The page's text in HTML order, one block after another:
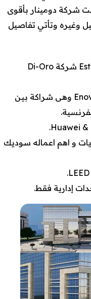
شركة دومينار بأقوى
وغيره وتأتي تفاصيل
الاستشاري الهندسي: Esther Milardi شركة Di-Oro
شركة الادارة والتشغيل : شركة Enova وهى شراكة بين
و اهم اعماله سوديك
إدارية فقط.